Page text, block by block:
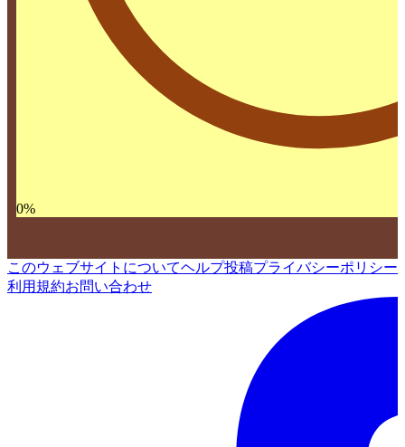
0%
このウェブサイトについてヘルプ投稿プライバシーポリシー
利用規約お問い合わせ